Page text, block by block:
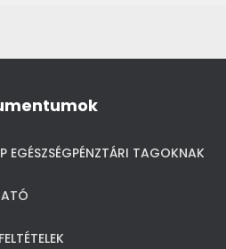
EGÉSZSÉGPÉNZTÁRI TAGOKNAK